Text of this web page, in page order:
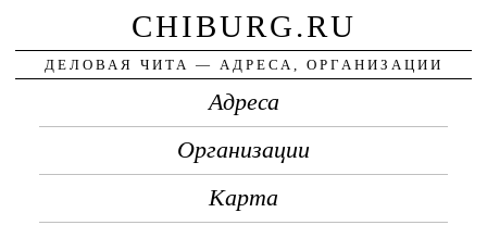
CHIBURG.RU
ДЕЛОВАЯ ЧИТА — АДРЕСА, ОРГАНИЗАЦИИ
Адреса
Организации
Карта